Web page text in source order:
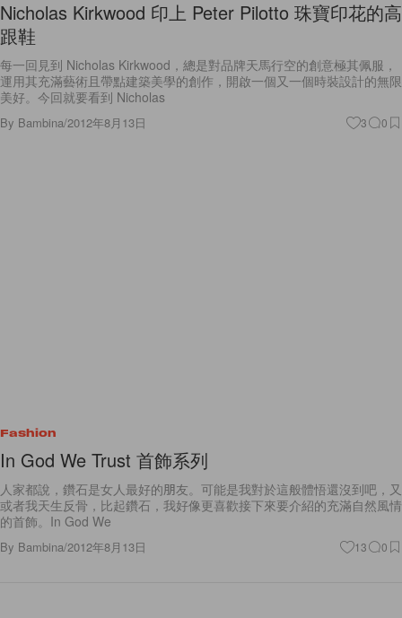
Nicholas Kirkwood 印上 Peter Pilotto 珠寶印花的高
跟鞋
每一回見到 Nicholas Kirkwood，總是對品牌天馬行空的創意極其佩服，
運用其充滿藝術且帶點建築美學的創作，開啟一個又一個時裝設計的無限
美好。今回就要看到 Nicholas
By Bambina/2012年8月13日 3 0
Fashion
In God We Trust 首飾系列
人家都說，鑽石是女人最好的朋友。可能是我對於這般體悟還沒到吧，又
或者我天生反骨，比起鑽石，我好像更喜歡接下來要介紹的充滿自然風情
的首飾。In God We
By Bambina/2012年8月13日 13 0